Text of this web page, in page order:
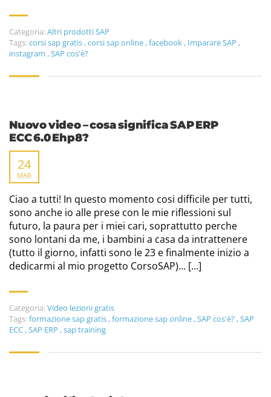
Categoria:Altri prodotti SAP
Tags:corsi sap gratis ,corsi sap online ,facebook , Imparare SAP ,
instagram ,SAP cos'è?
Nuovo video – cosa significa SAP ERP
ECC 6.0 Ehp8?
24
MAR
Ciao a tutti! In questo momento cosi difficile per tutti,
sono anche io alle prese con le mie riflessioni sul
futuro, la paura per i miei cari, soprattutto perche
sono lontani da me, i bambini a casa da intrattenere
(tutto il giorno, infatti sono le 23 e finalmente inizio a
dedicarmi al mio progetto CorsoSAP)… […]
Categoria:Video lezioni gratis
Tags:formazione sap gratis ,formazione sap online ,SAP cos'è? ,SAP
ECC ,SAP ERP ,sap training